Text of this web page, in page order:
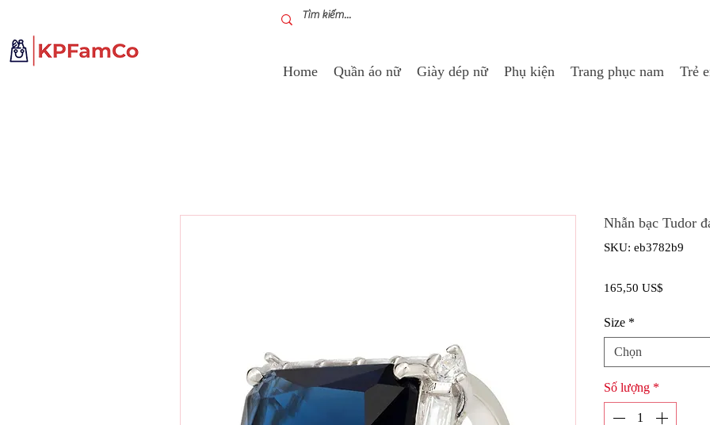
Home Quần áo nữ Giày dép nữ Phụ kiện Trang phục nam Trẻ
Nhẫn bạc Tudor
SKU: eb3782b9
165,50 US$
Size *
Chọn
Số lượng *